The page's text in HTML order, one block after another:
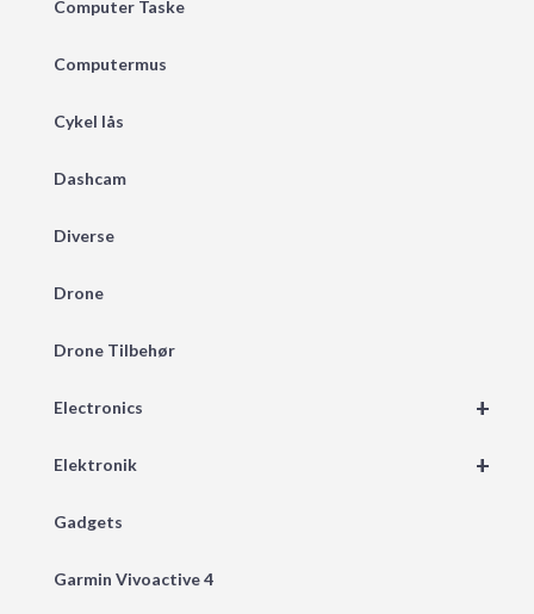
Computer Taske
Computermus
Cykel lås
Dashcam
Diverse
Drone
Drone Tilbehør
+
Electronics
+
Elektronik
Gadgets
Garmin Vivoactive 4